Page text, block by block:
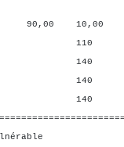
10,00
110
140
140
140